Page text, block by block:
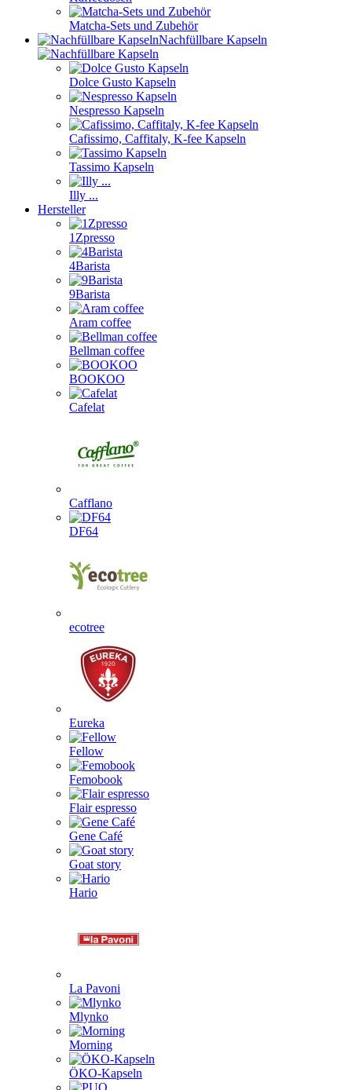
Matcha-Sets und Zubehör
Nachfüllbare Kapseln
Dolce Gusto Kapseln
Nespresso Kapseln
Cafissimo, Caffitaly, K-fee Kapseln
Tassimo Kapseln
Illy ...
Hersteller
1Zpresso
4Barista
9Barista
Aram coffee
Bellman coffee
BOOKOO
Cafelat
Cafflano
DF64
ecotree
Eureka
Fellow
Femobook
Flair espresso
Gene Café
Goat story
Hario
La Pavoni
Mlynko
Morning
ÖKO-Kapseln